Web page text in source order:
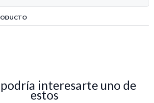
interesarte uno de
estos